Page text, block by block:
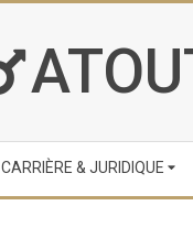
CARRIÈRE & JURIDIQUE